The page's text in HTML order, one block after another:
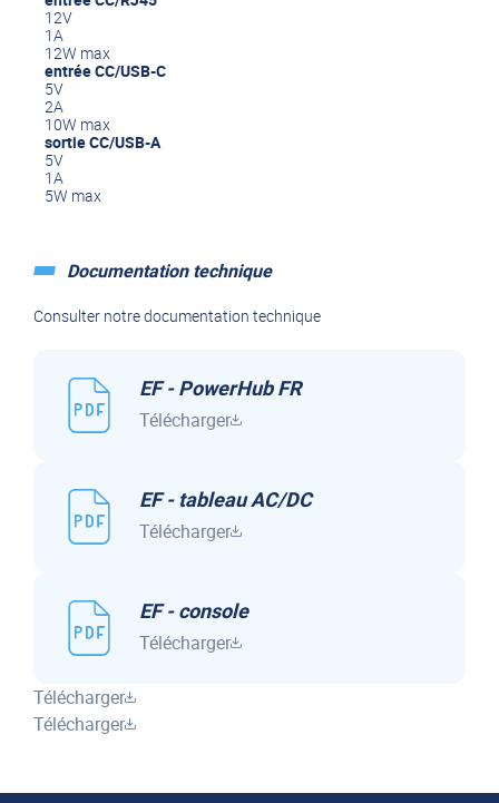
12V
1A
12W max
entrée CC/USB-C
5V
2A
10W max
sortie CC/USB-A
5V
1A
5W max
Documentation technique
Consulter notre documentation technique
EF - PowerHub FR
Télécharger
EF - tableau AC/DC
Télécharger
EF - console
Télécharger
Télécharger
Télécharger